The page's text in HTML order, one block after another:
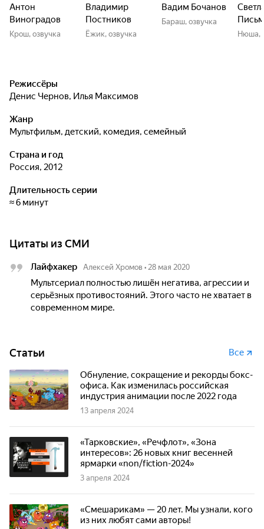
Антон
Виноградов
Крош, озвучка
Владимир
Постников
Ёжик, озвучка
Вадим Бочанов
Бараш, озвучка
Нюша,
Режиссёры
Денис Чернов, Илья Максимов
Жанр
мультфильм, детский, комедия, семейный
Страна и год
Россия, 2012
Длительность серии
≈ 6 минут
Цитаты из СМИ
Лайфхакер Алексей Хромов • 28 мая 2020
Мультсериал полностью лишён негатива, агрессии и
серьёзных противостояний. Этого часто не хватает в
современном мире.
Статьи Все
Обнуление, сокращение и рекорды бокс-
офиса. Как изменилась российская
индустрия анимации после 2022 года
13 апреля 2024
«Тарковские», «Речфлот», «Зона
интересов»: 26 новых книг весенней
ярмарки «non/fiction-2024»
3 апреля 2024
«Смешарикам» — 20 лет. Мы узнали, кого
из них любят сами авторы!